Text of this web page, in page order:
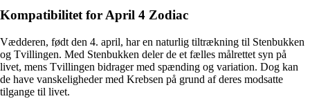
Kompatibilitet for April 4 Zodiac
Vædderen, født den 4. april, har en naturlig tiltrækning til Stenbukken
og Tvillingen. Med Stenbukken deler de et fælles målrettet syn på
livet, mens Tvillingen bidrager med spænding og variation. Dog kan
de have vanskeligheder med Krebsen på grund af deres modsatte
tilgange til livet.